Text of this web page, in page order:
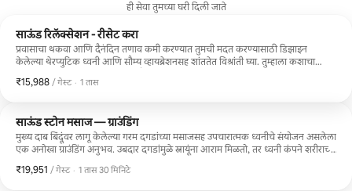
ही सेवा तुमच्या घरी दिली जाते
साऊंड रिलॅक्सेशन - रीसेट करा
प्रवासाचा थकवा आणि दैनंदिन तणाव कमी करण्यात तुमची मदत करण्यासाठी डिझाइन
केलेल्या थेरप्युटिक ध्वनी आणि सौम्य व्हायब्रेशनसह शांततेत विश्रांती घ्या. तुम्हाला कशाचा
उपचारात्मक कंपन ✨ तणाव कमी होणे आणि झोपेची गुणवत्ता सुधारणे व्यस्त प्रवास
₹15,988 / गेस्ट
₹15,988 प्रति गेस्ट
, · 1 तास
साऊंड स्टोन मसाज — ग्राउंडिंग
मुख्य दाब बिंदूंवर लागू केलेल्या गरम दगडांच्या मसाजसह उपचारात्मक ध्वनीचे संयोजन असलेला
एक अनोखा ग्राउंडिंग अनुभव. उबदार दगडांमुळे स्नायूंना आराम मिळतो, तर ध्वनी कंपने शरीराच्या
ट्रीटमेंट शारीरिक आणि ऊर्जेच्या पुनर्संचयनासाठी व्हायब्रेशनल थेरपी आणि आरामदायक
₹19,951 / गेस्ट
₹19,951 प्रति गेस्ट
, · 1 तास 30 मिनिटे